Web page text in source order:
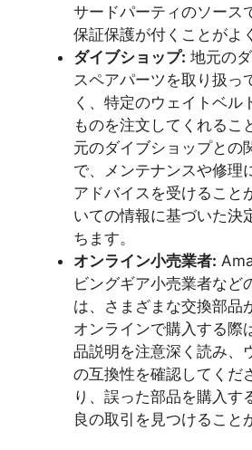
サードパーティのソース
保証保護が付くことがよ
ダイブショップ: 地元の
スペアパーツを取り扱っ
く、特定のウェイトベル
ものを注文してくれるこ
元のダイブショップとの
で、メンテナンスや修理
アドバイスを受けること
いての情報に基づいた決
ちます。
オンライン小売業者:
ビングギア小売業者など
は、さまざまな交換部品
オンラインで購入する際
品説明を注意深く読み、
の互換性を確認してくだ
り、誤った部品を購入す
良の取引を見つけること